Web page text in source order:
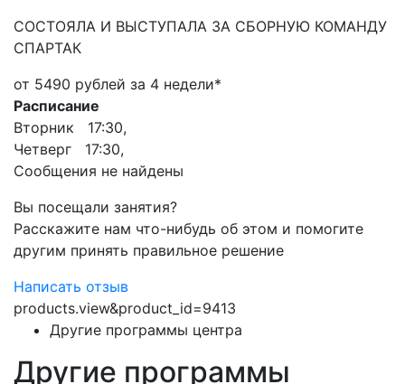
СОСТОЯЛА И ВЫСТУПАЛА ЗА СБОРНУЮ КОМАНДУ
СПАРТАК
от 5490 рублей за 4 недели*
Расписание
Вторник 17:30,
Четверг 17:30,
Сообщения не найдены
Вы посещали занятия?
Расскажите нам что-нибудь об этом и помогите
другим принять правильное решение
Написать отзыв
products.view&product_id=9413
Другие программы центра
Другие программы